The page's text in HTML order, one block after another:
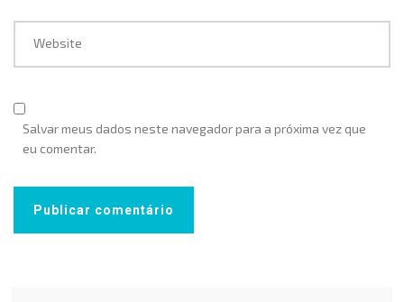
Website
Salvar meus dados neste navegador para a próxima vez que
eu comentar.